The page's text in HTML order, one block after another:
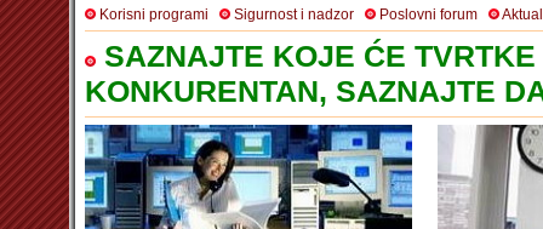
Korisni programi
Sigurnost i nadzor Poslovni forum
SAZNAJTE KOJE ĆE
KONKURENTAN, SAZNAJTE